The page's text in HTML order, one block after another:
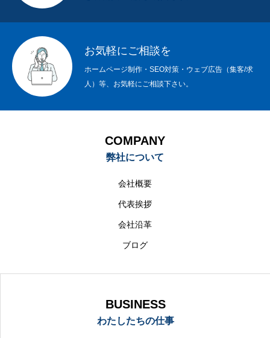
お気軽にご相談を
ホームページ制作・SEO対策・ウェブ広告（集客/求
人）等、お気軽にご相談下さい。
COMPANY
弊社について
会社概要
代表挨拶
会社沿革
ブログ
BUSINESS
わたしたちの仕事